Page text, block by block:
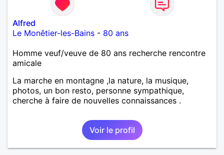
Alfred
Le Monêtier-les-Bains - 80 ans
Homme veuf/veuve de 80 ans recherche rencontre
amicale
La marche en montagne ,la nature, la musique,
photos, un bon resto, personne sympathique,
cherche à faire de nouvelles connaissances .
Voir le profil